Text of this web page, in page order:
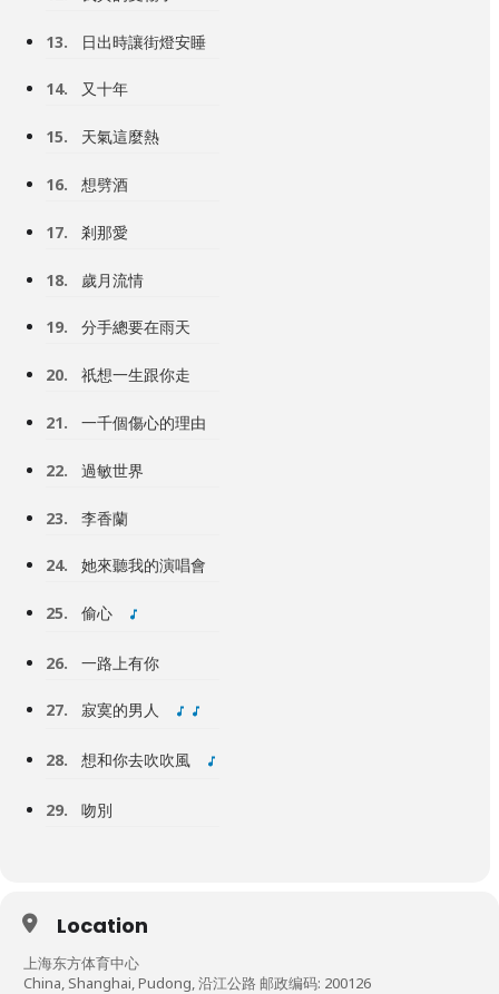
13. 日出時讓街燈安睡
14. 又十年
15. 天氣這麼熱
16. 想劈酒
17. 剎那愛
18. 歲月流情
19. 分手總要在雨天
20. 祇想一生跟你走
21. 一千個傷心的理由
22. 過敏世界
23. 李香蘭
24. 她來聽我的演唱會
25. 偷心
26. 一路上有你
27. 寂寞的男人
28. 想和你去吹吹風
29. 吻別
Location
上海东方体育中心
China, Shanghai, Pudong, 沿江公路 邮政编码: 200126